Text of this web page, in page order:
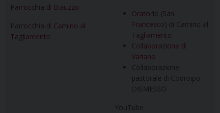
Parrocchia di Biauzzo
Parrocchia di Camino al
Tagliamento
Oratorio (San
Francesco) di Camino al
Tagliamento
Collaborazione di
Variano
Collaborazione
pastorale di Codroipo –
DISMESSO
YouTube